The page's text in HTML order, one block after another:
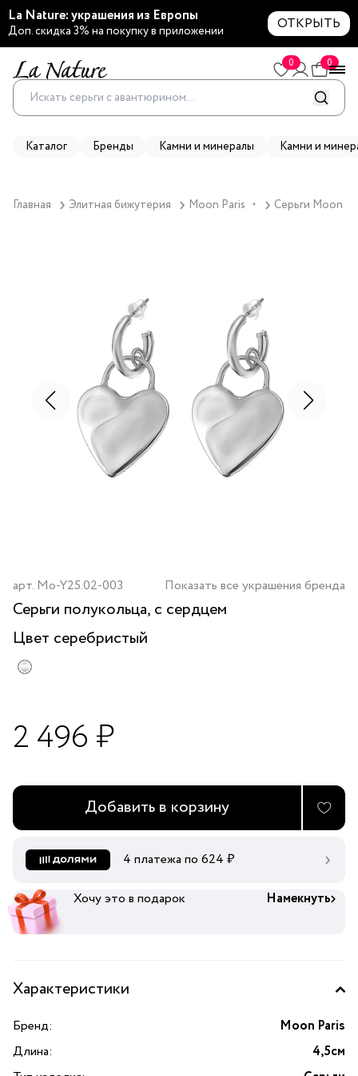
La Nature: украшения из Европы
Доп. скидка 3% на покупку в приложении ОТКРЫТЬ
0 0
Каталог Бренды Камни и минералы Камни и
Главная Элитная бижутерия Moon Paris ▼ Серьги Moon
арт. Mo-Y25.02-003 Показать все украшения бренда
Серьги полукольца, с сердцем
Цвет серебристый
2 496 ₽
Добавить в корзину
4 платежа по 624 ₽
Хочу это в подарок Намекнуть
Характеристики
Бренд:
Moon Paris
Длина:
4,5см